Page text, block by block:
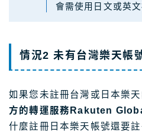
會需使用日文或英
情況2 未有台灣樂天帳
如果您未註冊台灣或日本樂天
方的轉運服務Rakuten
什麼註冊日本樂天帳號還要